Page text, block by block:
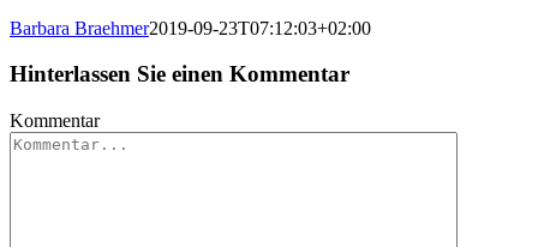
Barbara Braehmer2019-09-23T07:12:03+02:00
Hinterlassen Sie einen Kommentar
Kommentar